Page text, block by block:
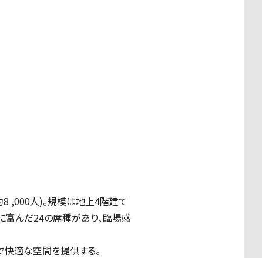
,000人)。規模は地上4階建て
富んだ24の席種があり、臨場感
適な空間を提供する。